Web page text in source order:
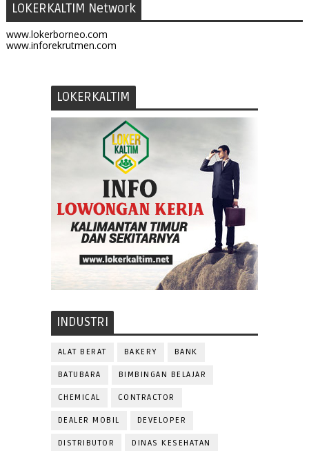
LOKERKALTIM Network
www.lokerborneo.com
www.inforekrutmen.com
LOKERKALTIM
INDUSTRI
ALAT BERAT BAKERY BANK
BATUBARA BIMBINGAN BELAJAR
CHEMICAL CONTRACTOR
DEALER MOBIL DEVELOPER
DISTRIBUTOR DINAS KESEHATAN